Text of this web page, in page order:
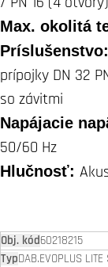
Max. okolitá
Príslušenstvo:
prípojky DN 32
so závitmi
Napájacie
50/60 Hz
Hlučnosť:
60218215
DAB.EVOPLUS LITE